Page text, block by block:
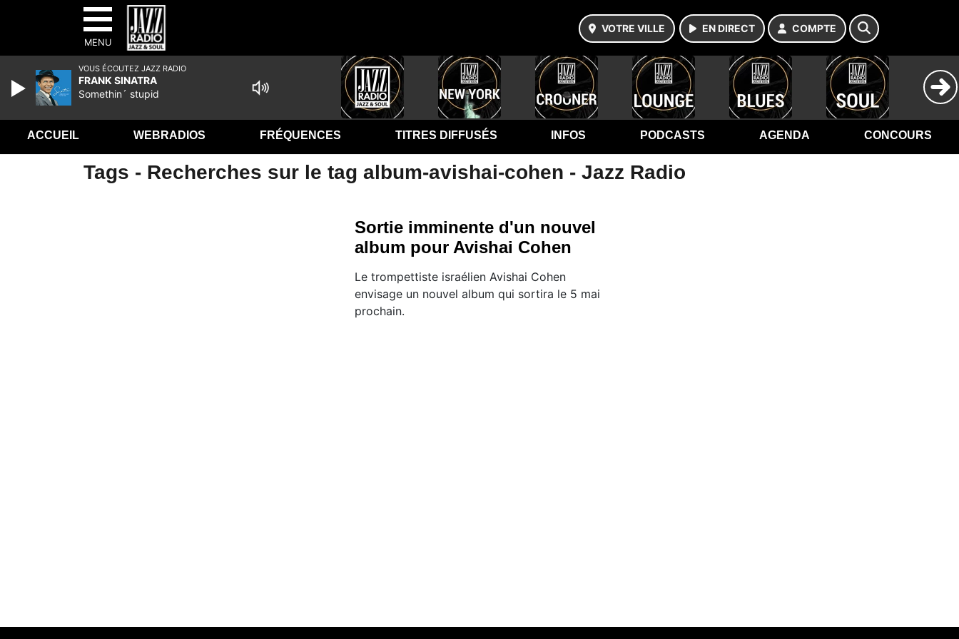
MENU
VOTRE VILLE EN DIRECT COMPTE
ACCUEIL WEBRADIOS FRÉQUENCES TITRES DIFFUSÉS INFOS PODCASTS AGENDA CONCOURS
Tags - Recherches sur le tag album-avishai-cohen - Jazz Radio
Sortie imminente d'un nouvel
album pour Avishai Cohen
Le trompettiste israélien Avishai Cohen
envisage un nouvel album qui sortira le 5 mai
prochain.
VOUS ÉCOUTEZ JAZZ RADIO
FRANK SINATRA
Somethin´ stupid